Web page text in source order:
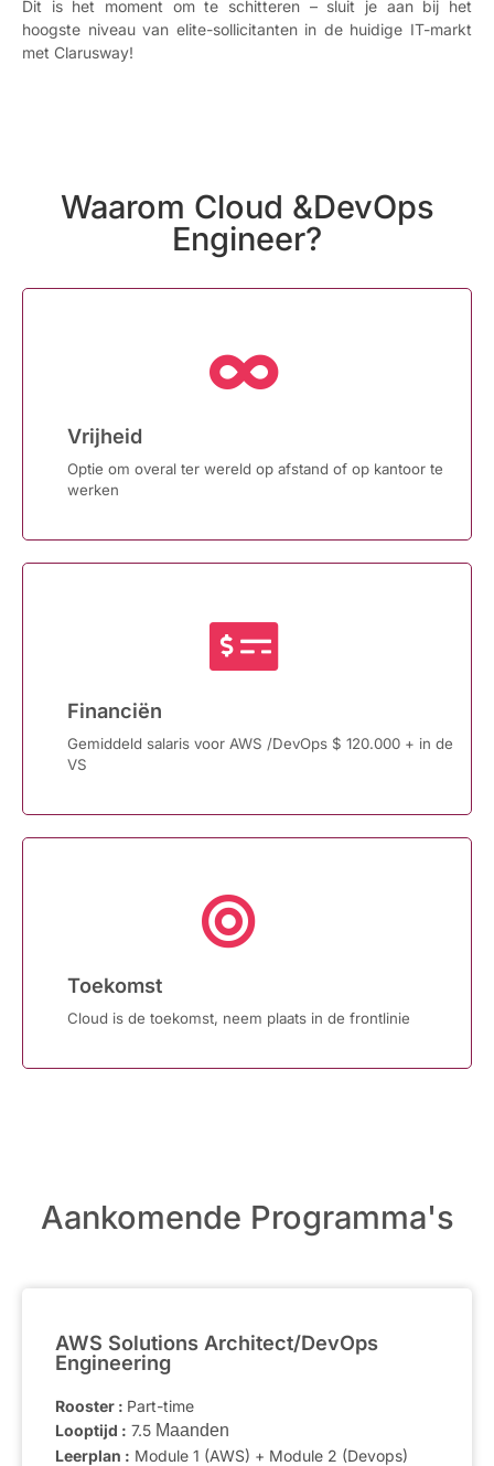
Dit is het moment om te schitteren – sluit je aan bij het
hoogste niveau van elite-sollicitanten in de huidige IT-markt
met Clarusway!
Waarom Cloud &DevOps
Engineer?
Vrijheid
Optie om overal ter wereld op afstand of op kantoor te
werken
Financiën
Gemiddeld salaris voor AWS /DevOps $ 120.000 + in de
VS
Toekomst
Cloud is de toekomst, neem plaats in de frontlinie
Aankomende Programma's
AWS Solutions Architect/DevOps
Engineering
Rooster : Part-time
Looptijd : 7.5 Maanden
Leerplan : Module 1 (AWS) + Module 2 (Devops)